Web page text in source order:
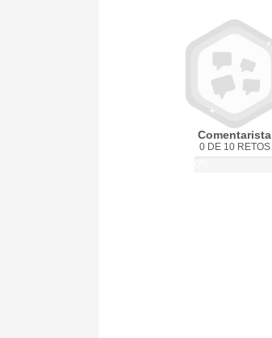
Comentarista
0 DE 10 RETOS